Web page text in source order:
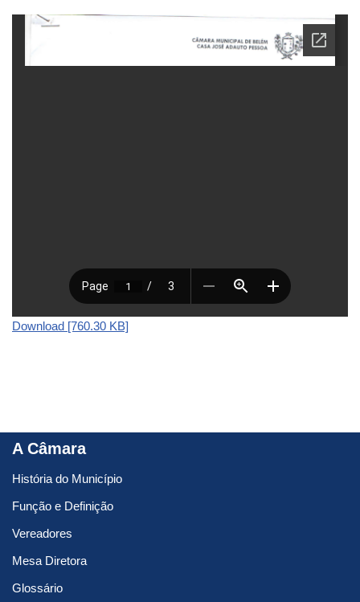
Download [760.30 KB]
A Câmara
História do Município
Função e Definição
Vereadores
Mesa Diretora
Glossário